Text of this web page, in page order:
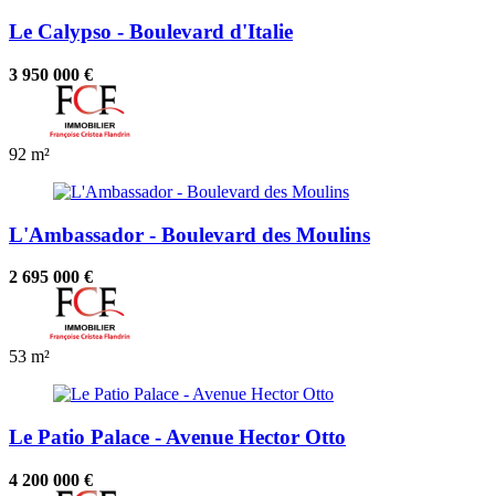
Le Calypso - Boulevard d'Italie
3 950 000 €
92 m²
L'Ambassador - Boulevard des Moulins
2 695 000 €
53 m²
Le Patio Palace - Avenue Hector Otto
4 200 000 €